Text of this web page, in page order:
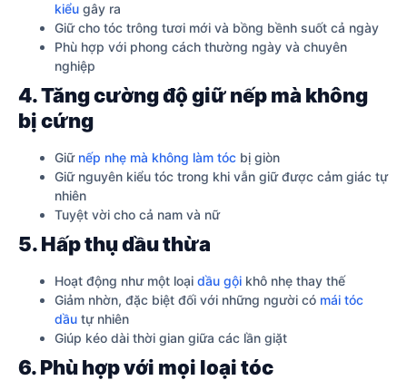
kiểu gây ra
Giữ cho tóc trông tươi mới và bồng bềnh suốt cả ngày
Phù hợp với phong cách thường ngày và chuyên
nghiệp
4. Tăng cường độ giữ nếp mà không
bị cứng
Giữ nếp nhẹ mà không làm tóc bị giòn
Giữ nguyên kiểu tóc trong khi vẫn giữ được cảm giác tự
nhiên
Tuyệt vời cho cả nam và nữ
5. Hấp thụ dầu thừa
Hoạt động như một loại dầu gội khô nhẹ thay thế
Giảm nhờn, đặc biệt đối với những người có mái tóc
dầu tự nhiên
Giúp kéo dài thời gian giữa các lần giặt
6. Phù hợp với mọi loại tóc